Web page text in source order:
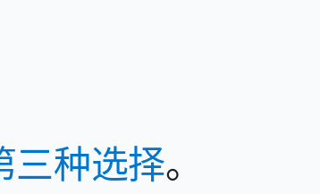
三种选择。